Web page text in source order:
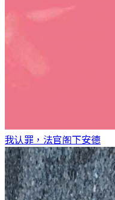
我认罪，法官阁下安德